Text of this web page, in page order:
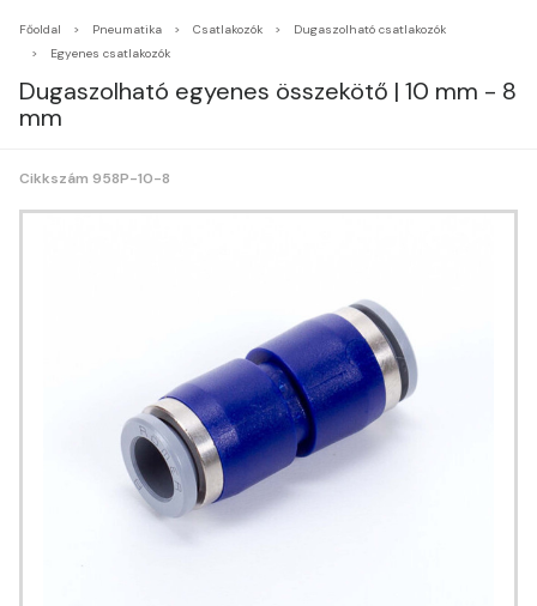
Főoldal Pneumatika Csatlakozók
Dugaszolható csatlakozók
Egyenes csatlakozók
Dugaszolható egyenes összekötő | 10 mm - 8
mm
Cikkszám 958P-10-8